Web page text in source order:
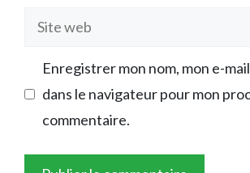
Site
Enregistrer mon nom, mon e-
dans le navigateur pour mon
commentaire.